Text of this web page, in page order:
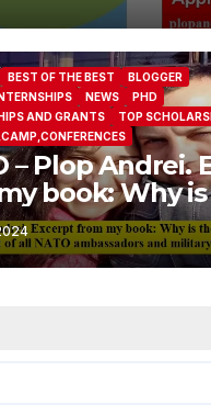
Forum
BEST OF THE BEST
BLOGGER
NEWS
PHD
AND GRANTS
TOP
– Plop Andrei.
book: Why is
pass a
all NATO
and